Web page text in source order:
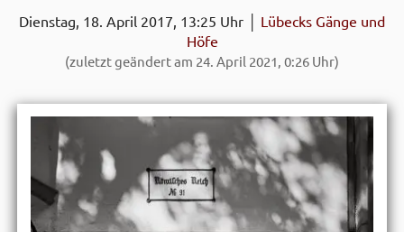
Dienstag, 18. April 2017, 13:25 Uhr │ Lübecks Gänge und
Höfe
(zuletzt geändert am 24. April 2021, 0:26 Uhr)